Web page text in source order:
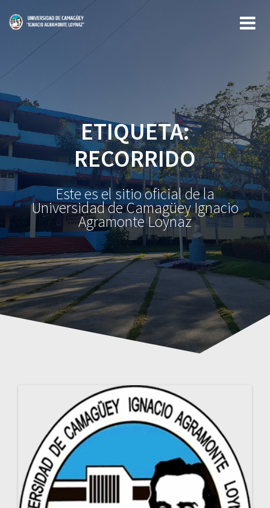
ETIQUETA:
RECORRIDO
Este es el sitio oficial de la
Universidad de Camagüey Ignacio
Agramonte Loynaz